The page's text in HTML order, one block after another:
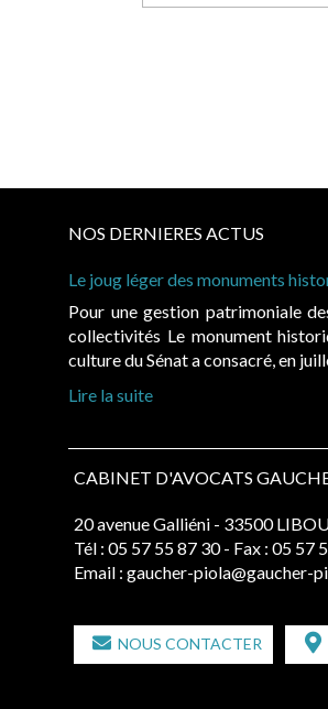
NOS DERNIERES ACTUS
Le joug léger des monuments
Pour une gestion patrimoniale
collectivités Le monument
culture du Sénat a consacré, en
Lire la suite
CABINET D'AVOCATS
20 avenue Galliéni - 33500
Tél : 05 57 55 87 30 - Fax : 05 57
Email : gaucher-piola@gaucher-
NOUS CONTACTER